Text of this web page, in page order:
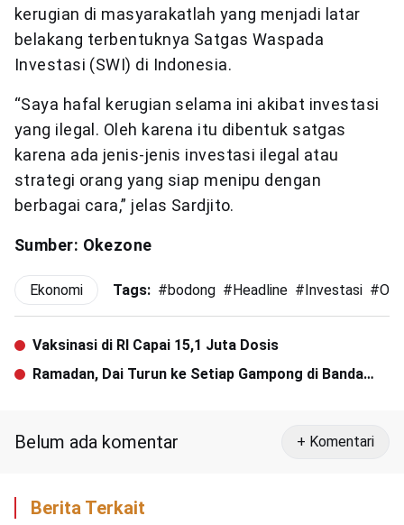
kerugian di masyarakatlah yang menjadi latar
belakang terbentuknya Satgas Waspada
Investasi (SWI) di Indonesia.
“Saya hafal kerugian selama ini akibat investasi
yang ilegal. Oleh karena itu dibentuk satgas
karena ada jenis-jenis investasi ilegal atau
strategi orang yang siap menipu dengan
berbagai cara,” jelas Sardjito.
Sumber: Okezone
Ekonomi Tags: #bodong # Headline # Investasi #
Vaksinasi di RI Capai 15,1 Juta Dosis
Ramadan, Dai Turun ke Setiap Gampong di Banda
Belum ada komentar + Komentari
Berita Terkait